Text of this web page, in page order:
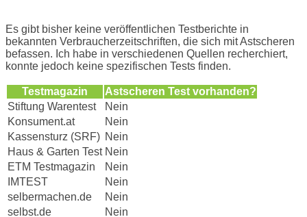
Es gibt bisher keine veröffentlichen Testberichte in
bekannten Verbraucherzeitschriften, die sich mit Astscheren
befassen. Ich habe in verschiedenen Quellen recherchiert,
konnte jedoch keine spezifischen Tests finden.
Testmagazin
Astscheren Test vorhanden?
Stiftung Warentest
Nein
Konsument.at
Nein
Kassensturz (SRF) Nein
Haus & Garten Test Nein
ETM Testmagazin
Nein
IMTEST
Nein
selbermachen.de
Nein
selbst.de
Nein